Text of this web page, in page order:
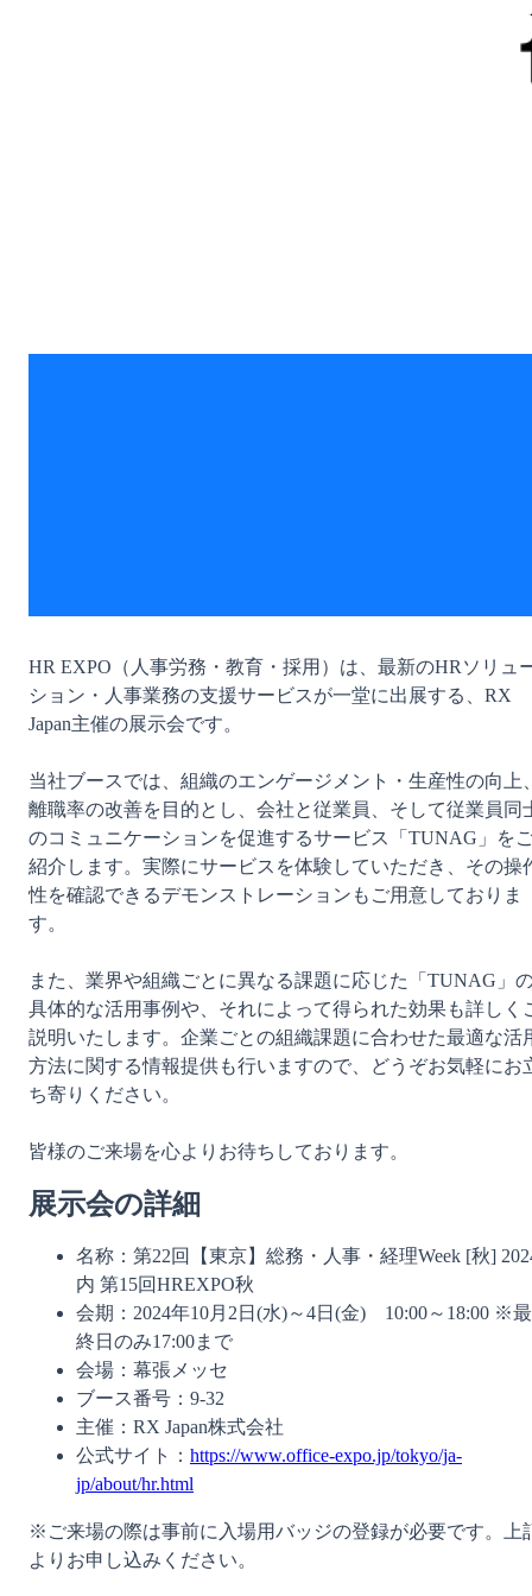
HR EXPO（人事労務・教育・採用）は、最新のHRソリュ
ション・人事業務の支援サービスが一堂に出展する、RX
Japan主催の展示会です。
当社ブースでは、組織のエンゲージメント・生産性の向上
離職率の改善を目的とし、会社と従業員、そして従業員同
のコミュニケーションを促進するサービス「TUNAG」を
紹介します。実際にサービスを体験していただき、その操
性を確認できるデモンストレーションもご用意しておりま
す。
また、業界や組織ごとに異なる課題に応じた「TUNAG」
具体的な活用事例や、それによって得られた効果も詳しく
説明いたします。企業ごとの組織課題に合わせた最適な活
方法に関する情報提供も行いますので、どうぞお気軽にお
ち寄りください。
皆様のご来場を心よりお待ちしております。
展示会の詳細
名称：第22回【東京】総務・人事・経理Week [秋]
内 第15回HREXPO秋
会期：2024年10月2日(水)～4日(金)　10:00～18:00 ※最
終日のみ17:00まで
会場：幕張メッセ
ブース番号：9-32
主催：RX Japan株式会社
公式サイト： https://www.office-expo.jp/tokyo/ja-
jp/about/hr.html
※ご来場の際は事前に入場用バッジの登録が必要です。上
よりお申し込みください。